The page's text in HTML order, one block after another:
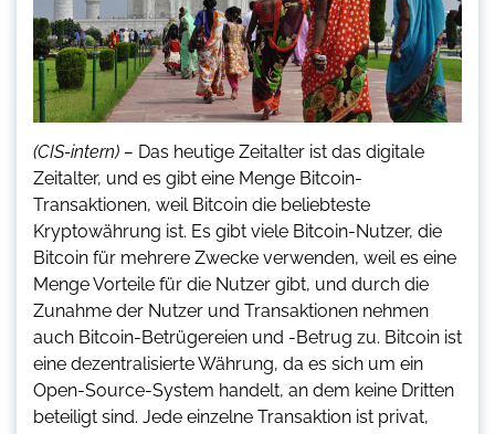
(CIS-intern) – Das heutige Zeitalter ist das digitale
Zeitalter, und es gibt eine Menge Bitcoin-
Transaktionen, weil Bitcoin die beliebteste
Kryptowährung ist. Es gibt viele Bitcoin-Nutzer, die
Bitcoin für mehrere Zwecke verwenden, weil es eine
Menge Vorteile für die Nutzer gibt, und durch die
Zunahme der Nutzer und Transaktionen nehmen
auch Bitcoin-Betrügereien und -Betrug zu. Bitcoin ist
eine dezentralisierte Währung, da es sich um ein
Open-Source-System handelt, an dem keine Dritten
beteiligt sind. Jede einzelne Transaktion ist privat,